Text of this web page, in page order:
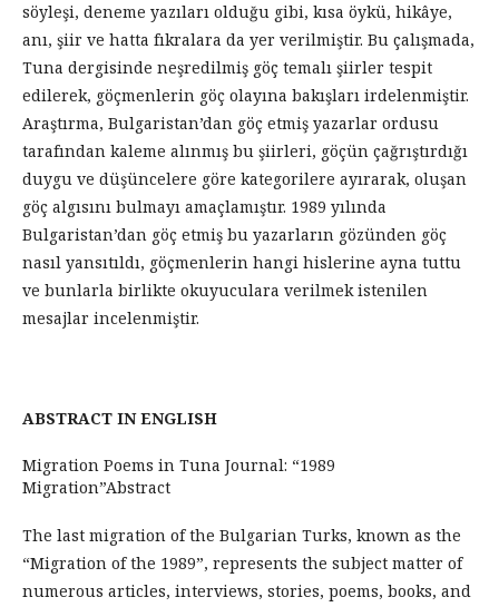
söyleşi, deneme yazıları olduğu gibi, kısa öykü, hikâye,
anı, şiir ve hatta fıkralara da yer verilmiştir. Bu çalışmada,
Tuna dergisinde neşredilmiş göç temalı şiirler tespit
edilerek, göçmenlerin göç olayına bakışları irdelenmiştir.
Araştırma, Bulgaristan’dan göç etmiş yazarlar ordusu
tarafından kaleme alınmış bu şiirleri, göçün çağrıştırdığı
duygu ve düşüncelere göre kategorilere ayırarak, oluşan
göç algısını bulmayı amaçlamıştır. 1989 yılında
Bulgaristan’dan göç etmiş bu yazarların gözünden göç
nasıl yansıtıldı, göçmenlerin hangi hislerine ayna tuttu
ve bunlarla birlikte okuyuculara verilmek istenilen
mesajlar incelenmiştir.
ABSTRACT IN ENGLISH
Migration Poems in Tuna Journal: “1989
Migration”Abstract
The last migration of the Bulgarian Turks, known as the
“Migration of the 1989”, represents the subject matter of
numerous articles, interviews, stories, poems, books, and